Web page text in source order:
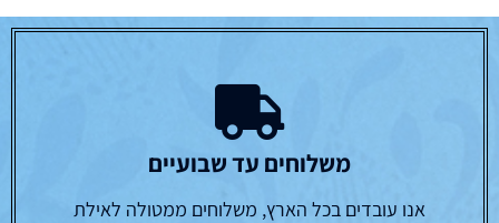
משלוחים עד שבועיים
אנו עובדים בכל הארץ, משלוחים ממטולה לאילת